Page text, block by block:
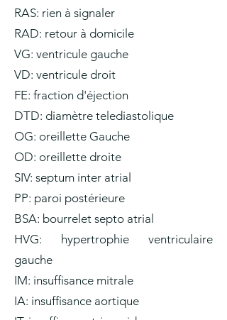
RAS: rien à signaler
RAD: retour à domicile
VG: ventricule gauche
VD: ventricule droit
FE: fraction d'éjection
DTD: diamètre telediastolique
OG: oreillette Gauche
OD: oreillette droite
SIV: septum inter atrial
PP: paroi postérieure
BSA: bourrelet septo atrial
HVG: hypertrophie ventriculaire
gauche
IM: insuffisance mitrale
IA: insuffisance aortique